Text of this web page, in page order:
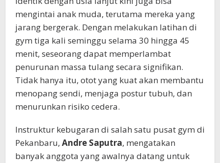
mengintai anak muda, terutama mereka yang
jarang bergerak. Dengan melakukan latihan di
gym tiga kali seminggu selama 30 hingga 45
menit, seseorang dapat memperlambat
penurunan massa tulang secara signifikan.
Tidak hanya itu, otot yang kuat akan membantu
menopang sendi, menjaga postur tubuh, dan
menurunkan risiko cedera.
Instruktur kebugaran di salah satu pusat gym di
Pekanbaru, Andre Saputra, mengatakan
banyak anggota yang awalnya datang untuk